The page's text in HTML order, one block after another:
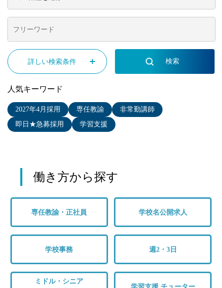
人気キーワード
2027年4月採用 専任教諭
非常勤講師
即日★急募採用
学習支援
詳しい検索条件
働き方から探す
専任教諭・正社員 学校名公開求人
学校事務 週2・3日
ミドル・シニア
学習支援 チューター